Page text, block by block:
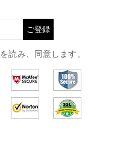
ご登録
を読み、同意します。